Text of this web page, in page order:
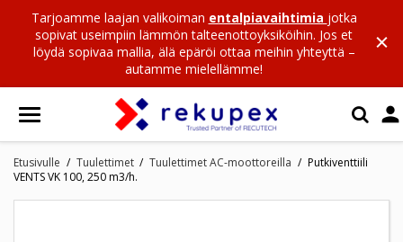
Tarjoamme laajan valikoiman entalpiavaihtimia jotka
sopivat useimpiin lämmön talteenottoyksiköihin. Jos et
löydä sopivaa mallia, älä epäröi ottaa meihin yhteyttä –
autamme mielellämme!

Etusivulle Tuulettimet Tuulettimet AC-moottoreilla
Putkiventtiili
VENTS VK 100, 250 m3/h.